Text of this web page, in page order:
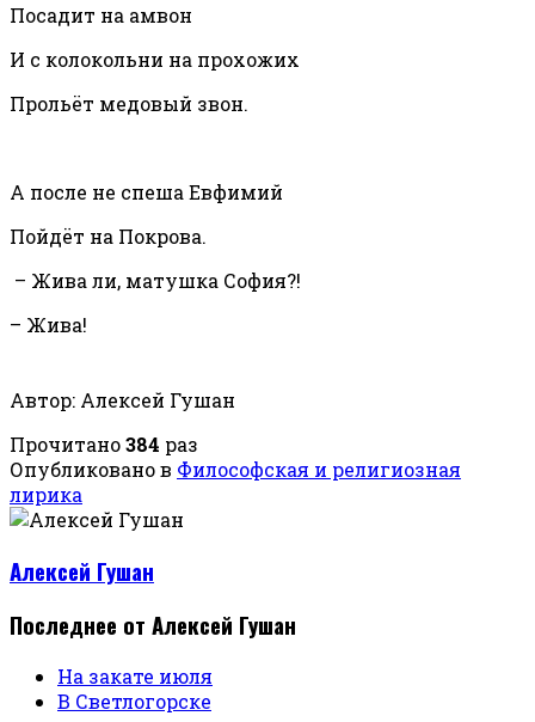
Посадит на амвон
И с колокольни на прохожих
Прольёт медовый звон.
А после не спеша Евфимий
Пойдёт на Покрова.
– Жива ли, матушка София?!
– Жива!
Автор: Алексей Гушан
Прочитано384 раз
Опубликовано в Философская и религиозная
лирика
Алексей Гушан
Последнее от Алексей Гушан
На закате июля
В Светлогорске